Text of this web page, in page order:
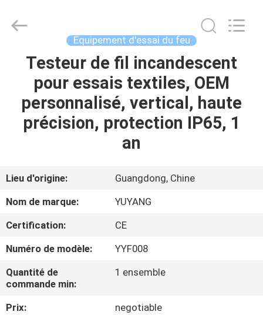
MAISON
PRODUITS
AU
DE
NOUS
VISITE
INSTRUMENT
Équipement d'essai du feu
Testeur de fil incandescent
pour essais textiles, OEM
personnalisé, vertical, haute
précision, protection IP65, 1
an
Lieu d'origine:
Guangdong, Chine
Nom de marque:
YUYANG
Certification:
CE
Numéro de modèle:
YYF008
Quantité de
commande min:
1 ensemble
Prix:
negotiable